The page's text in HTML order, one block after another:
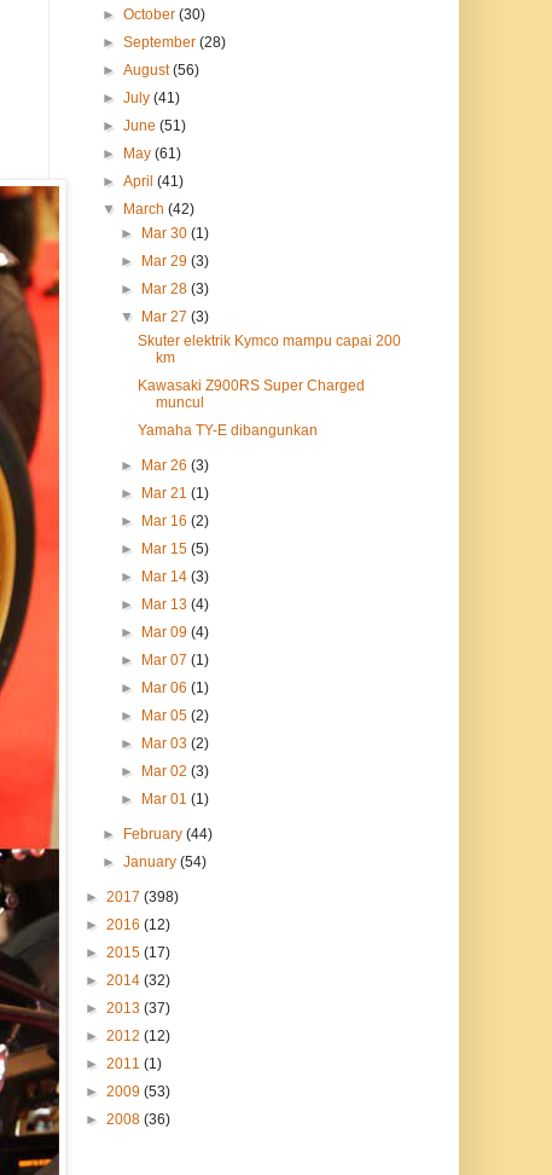
►October(30)
►September(28)
►August(56)
►July(41)
►June(51)
► May(61)
►April(41)
▼ March(42)
► Mar 30 (1)
► Mar 29 (3)
► Mar 28 (3)
▼ Mar 27 (3)
Skuter elektrik Kymco mampu capai 200
km
Kawasaki Z900RS Super Charged
muncul
Yamaha TY-E dibangunkan
► Mar 26 (3)
► Mar 21 (1)
► Mar 16 (2)
► Mar 15 (5)
► Mar 14 (3)
► Mar 13 (4)
► Mar 09 (4)
► Mar 07 (1)
► Mar 06 (1)
► Mar 05 (2)
► Mar 03 (2)
► Mar 02 (3)
► Mar 01 (1)
► February(44)
►January(54)
► 2017 (398)
► 2016 (12)
► 2015 (17)
► 2014 (32)
► 2013 (37)
► 2012 (12)
► 2011 (1)
► 2009 (53)
► 2008 (36)